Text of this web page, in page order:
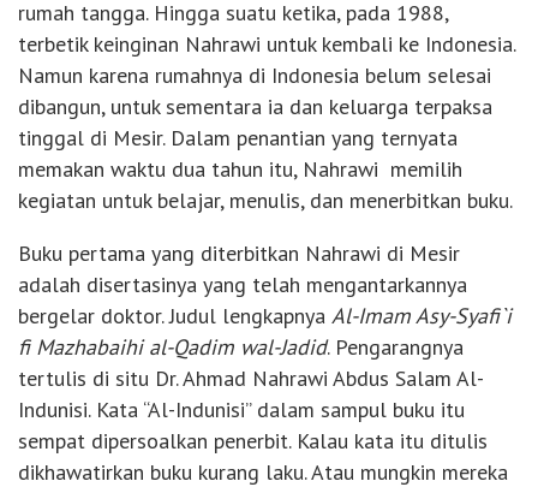
rumah tangga. Hingga suatu ketika, pada 1988,
terbetik keinginan Nahrawi untuk kembali ke Indonesia.
Namun karena rumahnya di Indonesia belum selesai
dibangun, untuk sementara ia dan keluarga terpaksa
tinggal di Mesir. Dalam penantian yang ternyata
memakan waktu dua tahun itu, Nahrawi memilih
kegiatan untuk belajar, menulis, dan menerbitkan buku.
Buku pertama yang diterbitkan Nahrawi di Mesir
adalah disertasinya yang telah mengantarkannya
bergelar doktor. Judul lengkapnya Al-Imam Asy-Syafi`i
fi Mazhabaihi al-Qadim wal-Jadid. Pengarangnya
tertulis di situ Dr. Ahmad Nahrawi Abdus Salam Al-
Indunisi. Kata “Al-Indunisi” dalam sampul buku itu
sempat dipersoalkan penerbit. Kalau kata itu ditulis
dikhawatirkan buku kurang laku. Atau mungkin mereka